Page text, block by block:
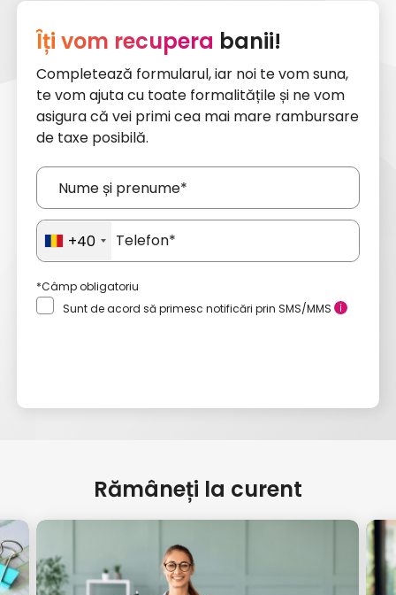
Îți vom recupera banii!
Completează formularul, iar noi te vom suna,
te vom ajuta cu toate formalitățile și ne vom
asigura că vei primi cea mai mare rambursare
de taxe posibilă.
+40
*Câmp obligatoriu
Sunt de acord să primesc notificări prin SMS/MMS
Rămâneți la curent